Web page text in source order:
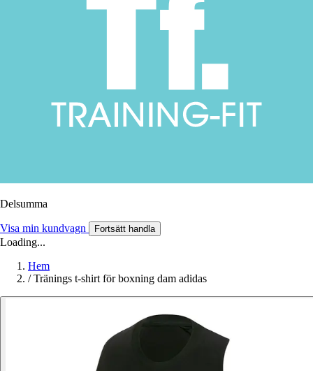
Delsumma
Visa min kundvagn Fortsätt handla
Loading...
Hem
/ Tränings t-shirt för boxning dam adidas